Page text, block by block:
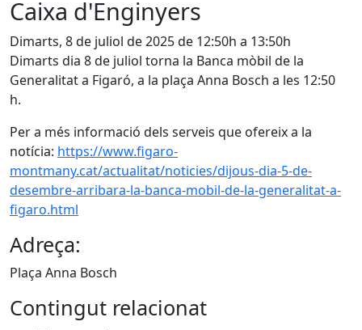
Caixa d'Enginyers
Dimarts, 8 de juliol de 2025 de 12:50h a 13:50h
Dimarts dia 8 de juliol torna la Banca mòbil de la
Generalitat a Figaró, a la plaça Anna Bosch a les 12:50
h.
Per a més informació dels serveis que ofereix a la
notícia: https://www.figaro-
montmany.cat/actualitat/noticies/dijous-dia-5-de-
desembre-arribara-la-banca-mobil-de-la-generalitat-a-
figaro.html
Adreça:
Plaça Anna Bosch
Contingut relacionat